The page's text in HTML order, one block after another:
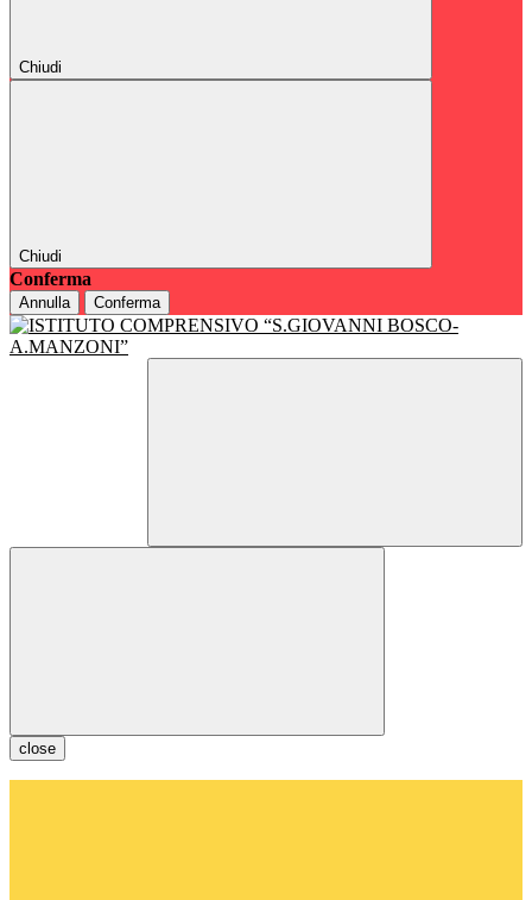
Chiudi
Chiudi
Conferma
Annulla Conferma
close